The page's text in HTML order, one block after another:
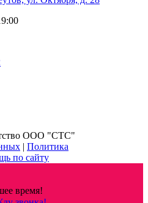
ООО "СТС"
| Политика
по сайту
время!